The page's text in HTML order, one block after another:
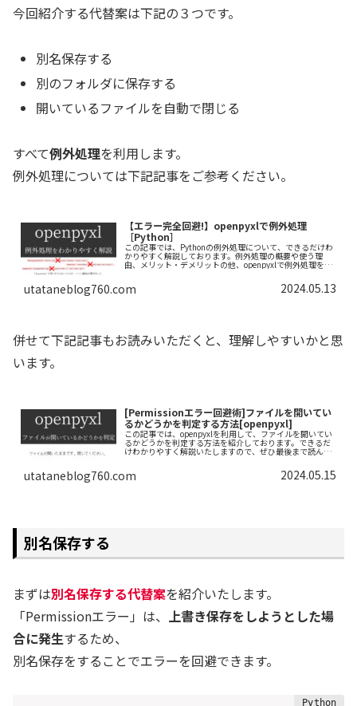
今回紹介する代替案は下記の３つです。
別名保存する
別のフォルダに保存する
開いているファイルを自動で閉じる
すべて例外処理を利用します。
例外処理については下記記事をご参考ください。
【エラー完全回避!】openpyxlで例外処理
［Python］
この記事では、Pythonの例外処理について、できるだけわ
かりやすく解説しております。例外処理の概要や使う理
由、メリット・デメリットの他、openpyxlで例外処理を行
utataneblog760.com 2024.05.13
併せて下記記事もお読みいただくと、理解しやすいかと思
います。
[Permissionエラー回避術]ファイルを開いてい
るかどうかを判定する方法[openpyxl]
この記事では、openpyxlを利用して、ファイルを開いてい
るかどうかを判定する方法を紹介しております。できるだ
けわかりやすく解説いたしますので、ぜひ最後まで読んで
utataneblog760.com 2024.05.15
別名保存する
まずは別名保存する代替案を紹介いたします。
「Permissionエラー」は、 上書き保存をしようとした場
合に発生するため、
別名保存をすることでエラーを回避できます。